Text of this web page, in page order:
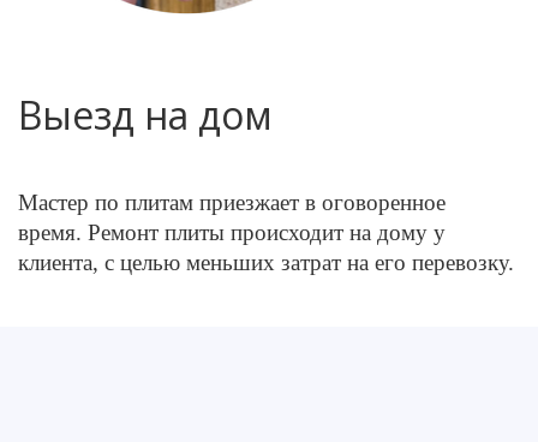
Выезд на дом
Мастер по плитам приезжает в оговоренное
время. Ремонт плиты происходит на дому у
клиента, с целью меньших затрат на его перевозку.